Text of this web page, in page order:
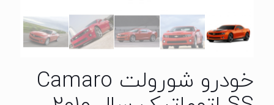
خودرو شورولت Camaro